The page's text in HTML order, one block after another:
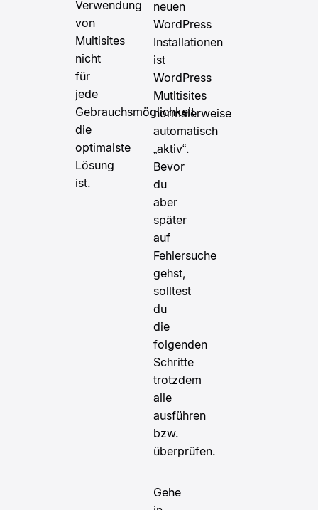
Verwendung
von
Multisites
nicht
für
jede
Gebrauchsmöglichkeit
die
optimalste
Lösung
ist.
neuen
WordPress
Installationen
ist
WordPress
Mutltisites
normalerweise
automatisch
„aktiv“.
Bevor
du
aber
später
auf
Fehlersuche
gehst,
solltest
du
die
folgenden
Schritte
trotzdem
alle
ausführen
bzw.
überprüfen.
Gehe